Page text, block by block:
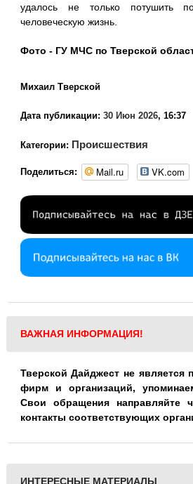
удалось не только потушить
человеческую жизнь.
Фото - ГУ МЧС по Тверской
Михаил Тверской
Дата публикации: 30 Июн 2026, 16:37
Категории: Происшествия
Поделиться: Mail.ru VK.com
ВАЖНАЯ ИНФОРМАЦИЯ!
Тверской Дайджест не является
фирм и организаций,
Свои обращения направляйте
контакты соответствующих
ИНТЕРЕСНЫЕ МАТЕРИАЛЫ